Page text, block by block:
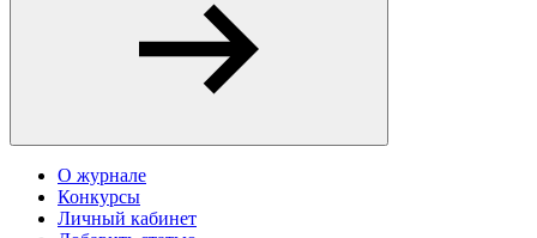
О журнале
Конкурсы
Личный кабинет